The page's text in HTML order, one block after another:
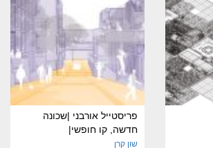
פריסטייל אורבני |שכונה
חדשה, קו חופשי|
שון קרן